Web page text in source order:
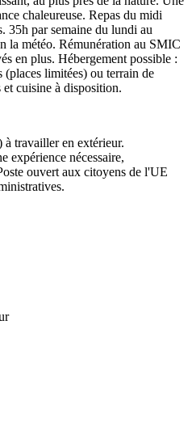
chaleureuse. Repas du midi
35h par semaine du lundi au
la météo. Rémunération au SMIC
en plus. Hébergement possible :
(places limitées) ou terrain de
cuisine à disposition.
travailler en extérieur.
expérience nécessaire,
ouvert aux citoyens de l'UE